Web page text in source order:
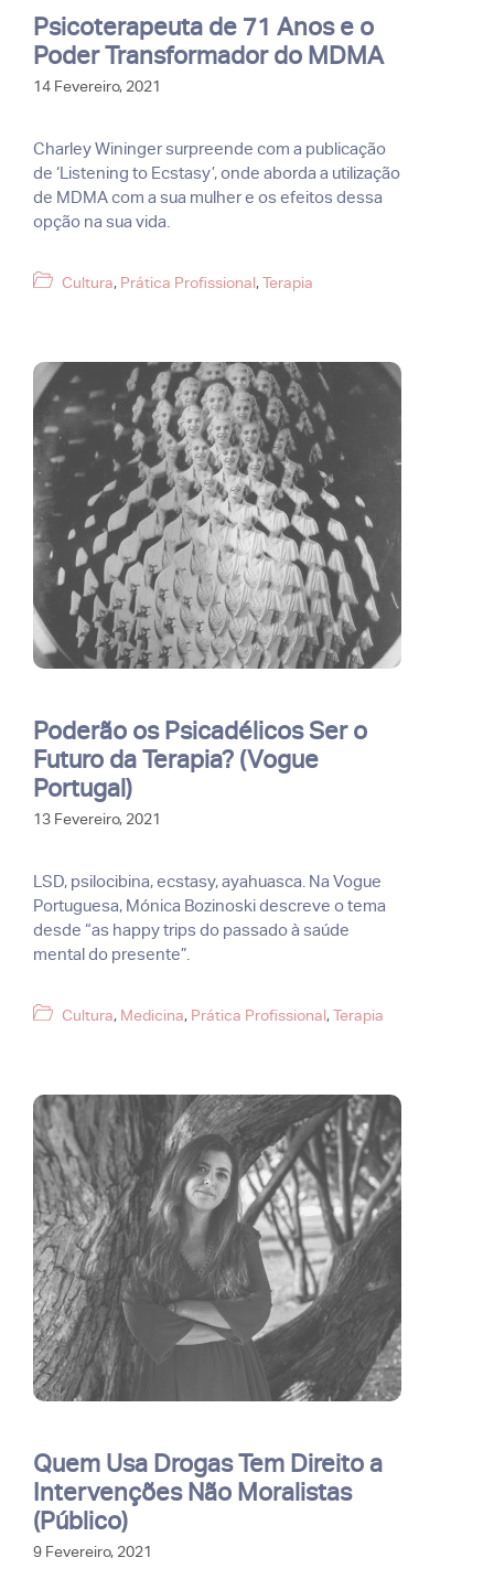
Psicoterapeuta de 71 Anos e o
Poder Transformador do MDMA
14 Fevereiro, 2021
Charley Wininger surpreende com a publicação
de ‘Listening to Ecstasy’, onde aborda a utilização
de MDMA com a sua mulher e os efeitos dessa
opção na sua vida.
Categorias
Cultura, Prática Profissional,Terapia
Poderão os Psicadélicos Ser o
Futuro da Terapia? (Vogue
Portugal)
13 Fevereiro, 2021
LSD, psilocibina, ecstasy, ayahuasca. Na Vogue
Portuguesa, Mónica Bozinoski descreve o tema
desde “as happy trips do passado à saúde
mental do presente”.
Categorias
Cultura, Medicina, Prática Profissional,Terapia
Quem Usa Drogas Tem Direito a
Intervenções Não Moralistas
(Público)
9 Fevereiro, 2021